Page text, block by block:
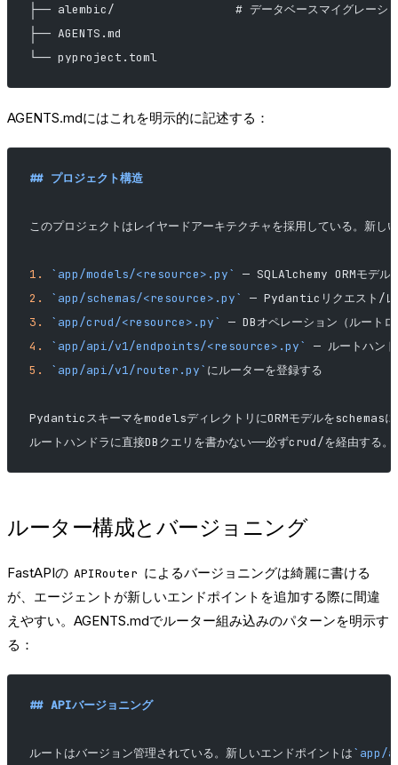
├── alembic/                 # データベースマイグレーシ
├── AGENTS.md
└── pyproject.toml
AGENTS.mdにはこれを明示的に記述する：
## プロジェクト構造
このプロジェクトはレイヤードアーキテクチャを採用している。新し
1. `app/models/<resource>.py`
— SQLAlchemy ORMモデル
2.
`app/schemas/<resource>.py`
— Pydanticリクエスト/レ
3.
`app/crud/<resource>.py`
— DBオペレーション（ルート
4.
`app/api/v1/endpoints/<resource>.py`
— ルートハンド
5.
`app/api/v1/router.py` にルーターを登録する
PydanticスキーマをmodelsディレクトリにORMモデルをschemasに
ルートハンドラに直接DBクエリを書かない——必ずcrud/を経由する。
ルーター構成とバージョニング
FastAPIの APIRouter によるバージョニングは綺麗に書ける
が、エージェントが新しいエンドポイントを追加する際に間違
えやすい。AGENTS.mdでルーター組み込みのパターンを明示す
る：
## APIバージョニング
ルートはバージョン管理されている。新しいエンドポイントは`app/